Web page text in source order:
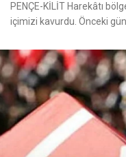
PENÇE-KİLİT Harekâtı
içimizi kavurdu. Önceki